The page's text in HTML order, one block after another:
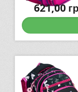
621,00